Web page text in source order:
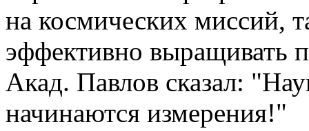
на космических миссий,
эффективно выращивать
Акад. Павлов сказал:
начинаются измерения!"